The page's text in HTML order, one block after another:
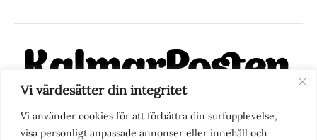
Vi värdesätter din integritet
Vi använder cookies för att förbättra din surfupplevelse,
visa personligt anpassade annonser eller innehåll och
KalmarPosten är en modern lokalnyhetstidning på nätet. Med
fokus på Kalmarregionen, men också med blick för det större
perspektivet, vill vi vara din självklara kanal för nyheter,